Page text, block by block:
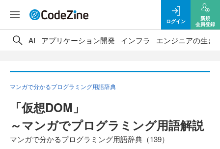
ログイン
新規
会員登録
AI アプリケーション開発 インフラ エンジニアの生き
マンガで分かるプログラミング用語辞典
「仮想DOM」
～マンガでプログラミング用語解説
マンガで分かるプログラミング用語辞典（139）